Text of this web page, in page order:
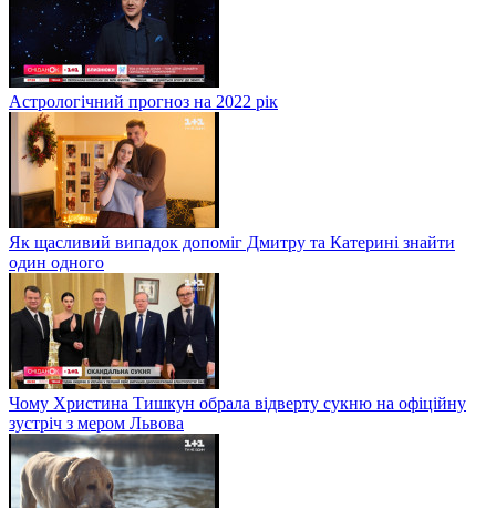
Астрологічний прогноз на 2022 рік
Як щасливий випадок допоміг Дмитру та Катерині знайти
один одного
Чому Христина Тишкун обрала відверту сукню на офіційну
зустріч з мером Львова